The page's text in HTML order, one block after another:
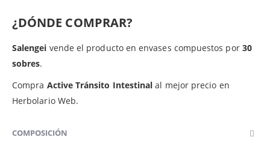
¿DÓNDE COMPRAR?
Salengei vende el producto en envases compuestos por 30
sobres.
Compra Active Tránsito Intestinal al mejor precio en
Herbolario Web.
COMPOSICIÓN